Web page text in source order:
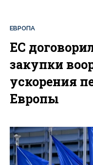
ЕВРОПА
ЕС
закупки
ускорения
Европы